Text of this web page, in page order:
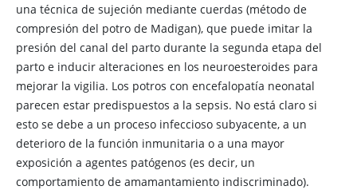
una técnica de sujeción mediante cuerdas (método de
compresión del potro de Madigan), que puede imitar la
presión del canal del parto durante la segunda etapa del
parto e inducir alteraciones en los neuroesteroides para
mejorar la vigilia. Los potros con encefalopatía neonatal
parecen estar predispuestos a la sepsis. No está claro si
esto se debe a un proceso infeccioso subyacente, a un
deterioro de la función inmunitaria o a una mayor
exposición a agentes patógenos (es decir, un
comportamiento de amamantamiento indiscriminado).